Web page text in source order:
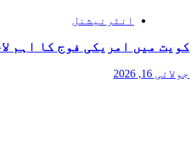
انٹرنیشنل
کویت میں امریکی فوج کا اہم
جولائی 16, 2026